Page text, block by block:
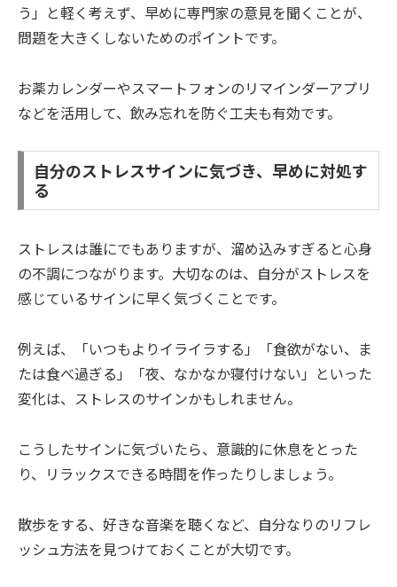
う」と軽く考えず、早めに専門家の意見を聞くことが、
問題を大きくしないためのポイントです。
お薬カレンダーやスマートフォンのリマインダーアプリ
などを活用して、飲み忘れを防ぐ工夫も有効です。
自分のストレスサインに気づき、早めに対処す
る
ストレスは誰にでもありますが、溜め込みすぎると心身
の不調につながります。大切なのは、自分がストレスを
感じているサインに早く気づくことです。
例えば、「いつもよりイライラする」「食欲がない、ま
たは食べ過ぎる」「夜、なかなか寝付けない」といった
変化は、ストレスのサインかもしれません。
こうしたサインに気づいたら、意識的に休息をとった
り、リラックスできる時間を作ったりしましょう。
散歩をする、好きな音楽を聴くなど、自分なりのリフレ
ッシュ方法を見つけておくことが大切です。